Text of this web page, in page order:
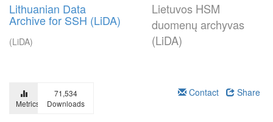
Lithuanian Data
Archive for SSH (LiDA)
(LiDA)
Lietuvos HSM
duomenų archyvas
(LiDA)
Metrics
71,534
Downloads
Contact Share